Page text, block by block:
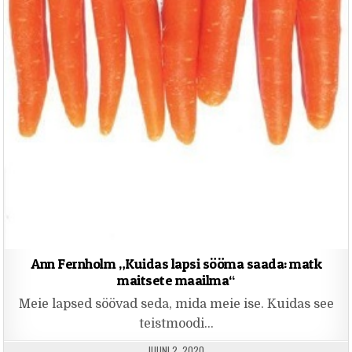
Ann Fernholm „Kuidas lapsi sööma saada: matk
maitsete maailma“
Meie lapsed söövad seda, mida meie ise. Kuidas see
teistmoodi…
PUBLISHED DATE: